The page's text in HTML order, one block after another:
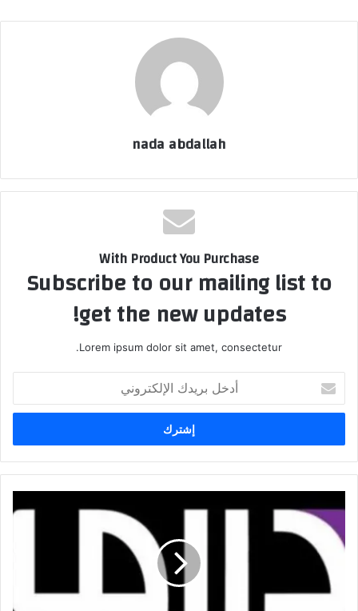
nada abdallah
With Product You Purchase
Subscribe to our mailing list to
get the new updates!
Lorem ipsum dolor sit amet, consectetur.
بريدك
الإلكتروني